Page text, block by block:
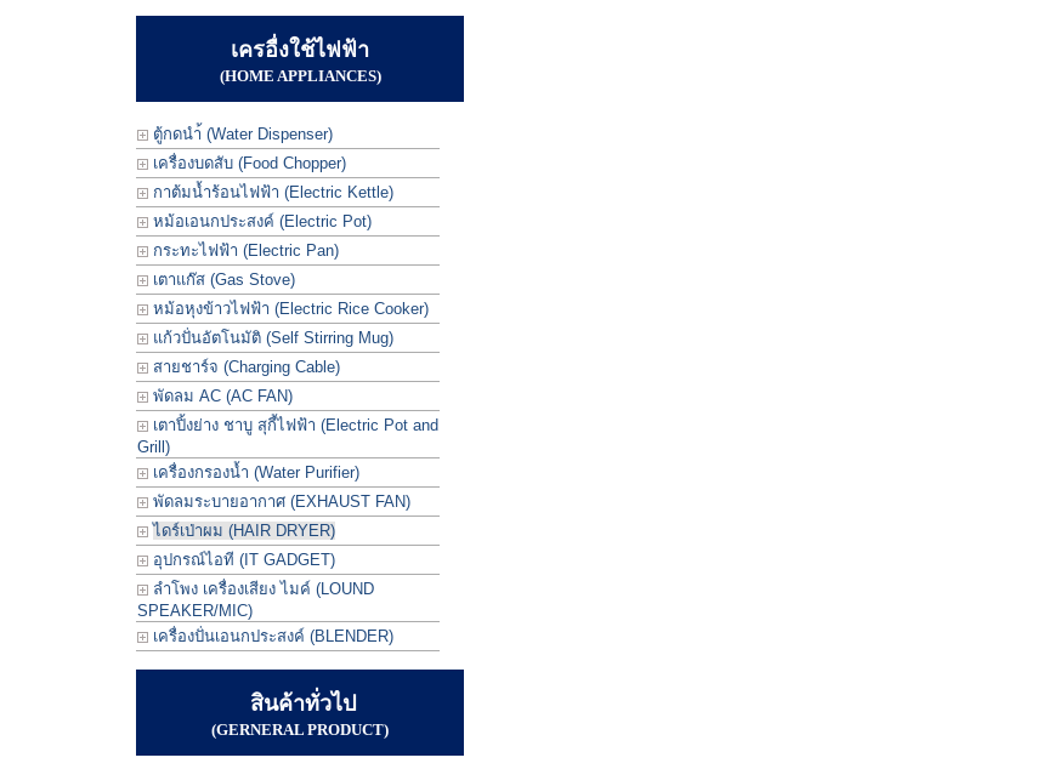
เครอื่งใช้ไฟฟ้า
(HOME APPLIANCES)
ตู้กดนำ้ (Water Dispenser)
เครื่องบดสับ (Food Chopper)
กาต้มน้ำร้อนไฟฟ้า (Electric Kettle)
หม้อเอนกประสงค์ (Electric Pot)
กระทะไฟฟ้า (Electric Pan)
เตาแก๊ส (Gas Stove)
หม้อหุงข้าวไฟฟ้า (Electric Rice Cooker)
แก้วปั่นอัตโนมัติ (Self Stirring Mug)
สายชาร์จ (Charging Cable)
พัดลม AC (AC FAN)
เตาปิ้งย่าง ชาบู สุกี้ไฟฟ้า (Electric Pot and
Grill)
เครื่องกรองน้ำ (Water Purifier)
พัดลมระบายอากาศ (EXHAUST FAN)
ไดร์เป่าผม (HAIR DRYER)
อุปกรณ์ไอที (IT GADGET)
ลำโพง เครื่องเสียง ไมค์ (LOUND
SPEAKER/MIC)
เครื่องปั่นเอนกประสงค์ (BLENDER)
สินค้าทั่วไป
(GERNERAL PRODUCT)